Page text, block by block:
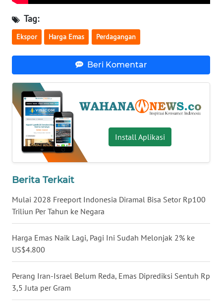
Tag:
Ekspor Harga Emas Perdagangan
Beri Komentar
Install Aplikasi
Berita Terkait
Mulai 2028 Freeport Indonesia Diramal Bisa Setor Rp100
Triliun Per Tahun ke Negara
Harga Emas Naik Lagi, Pagi Ini Sudah Melonjak 2% ke
US$4.800
Perang Iran-Israel Belum Reda, Emas Diprediksi Sentuh Rp
3,5 Juta per Gram
NUSANTARA
WN
JATIM
WN
BALI
WN
KALTARA
KALSEL